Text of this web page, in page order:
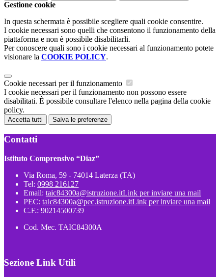
Gestione cookie
In questa schermata è possibile scegliere quali cookie consentire.
I cookie necessari sono quelli che consentono il funzionamento della
piattaforma e non è possibile disabilitarli.
Per conoscere quali sono i cookie necessari al funzionamento potete
visionare la COOKIE POLICY.
Cookie necessari per il funzionamento
I cookie necessari per il funzionamento non possono essere
disabilitati. È possibile consultare l'elenco nella pagina della cookie
policy.
Accetta tutti Salva le preferenze
Contatti
Istituto Comprensivo “Diaz”
Via Roma, 59 - 74014 Laterza (TA)
Tel: 0998 216127
Email: taic84300a@istruzione.itLink per inviare una mail
PEC: taic84300a@pec.istruzione.itLink per inviare una mail
C.F.: 90214500739
Cod. Mec. TAIC84300A
Sezione Link Utili